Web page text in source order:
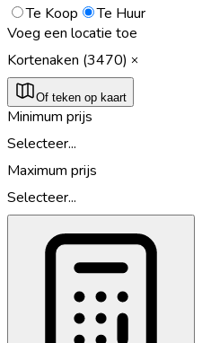
Te Koop
Te Huur
Voeg een locatie toe
Kortenaken (3470)
Of teken op kaart
Minimum prijs
Selecteer...
Maximum prijs
Selecteer...